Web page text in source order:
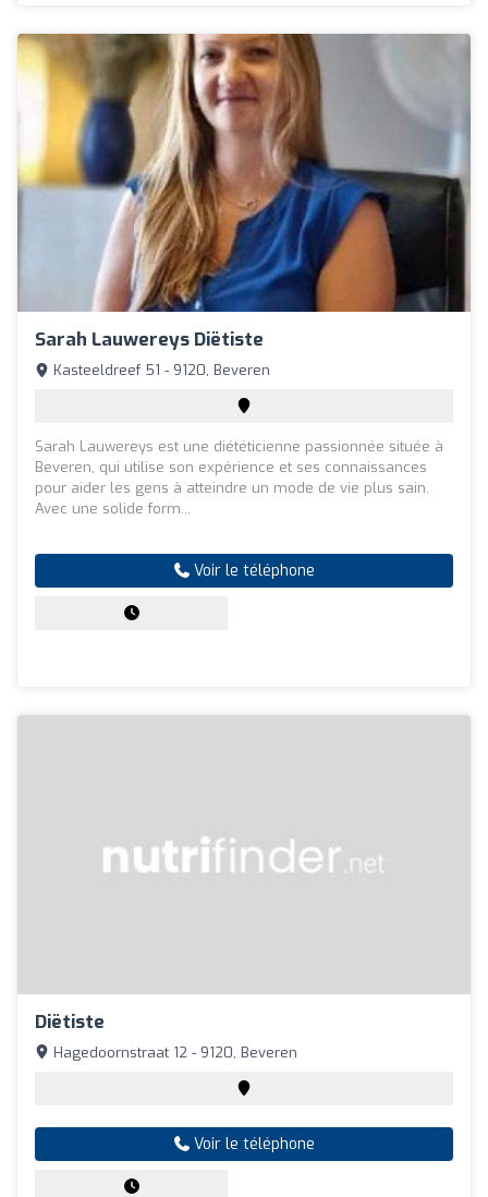
Sarah Lauwereys Diëtiste
Kasteeldreef 51 - 9120, Beveren
Sarah Lauwereys est une diététicienne passionnée située à
Beveren, qui utilise son expérience et ses connaissances
pour aider les gens à atteindre un mode de vie plus sain.
Avec une solide form...
Voir le téléphone
Diëtiste
Hagedoornstraat 12 - 9120, Beveren
Voir le téléphone